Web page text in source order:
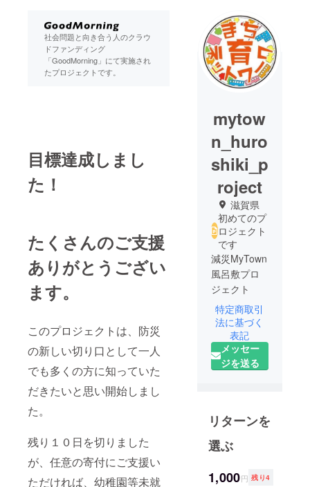
社会問題と向き合う人のクラウ
ドファンディング
「GoodMorning」にて実施され
たプロジェクトです。
目標達成しまし
た！
たくさんのご支援
ありがとうござい
ます。
このプロジェクトは、防災
の新しい切り口として一人
でも多くの方に知っていた
だきたいと思い開始しまし
た。
残り１０日を切りました
が、任意の寄付にご支援い
ただければ、幼稚園等未就
mytow
n_huro
shiki_p
roject
滋賀県
初めてのプ
ロジェクト
です
減災MyTown
風呂敷プロ
ジェクト
友達と始め
た活動 ま
ち育ネット
ワーク
りから広が
る人と人と
のつながり
があってこ
特定商取引
法に基づく
表記
メッセー
ジを送る
リターンを
選ぶ
1,000円 残り4